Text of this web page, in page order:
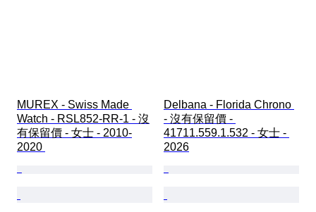
MUREX - Swiss Made
Watch - RSL852-RR-1 - 沒
有保留價 - 女士 - 2010-
2020
Delbana - Florida Chrono
- 沒有保留價 -
41711.559.1.532 - 女士 -
2026